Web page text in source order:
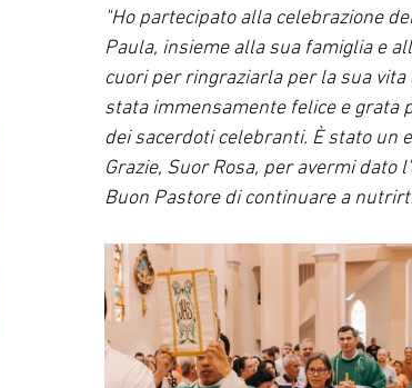
"Ho partecipato alla celebrazione
Paula, insieme alla sua famiglia e
cuori per ringraziarla per la sua
stata immensamente felice e grata
dei sacerdoti celebranti. È stato un
Grazie, Suor Rosa, per avermi
Buon Pastore di continuare a